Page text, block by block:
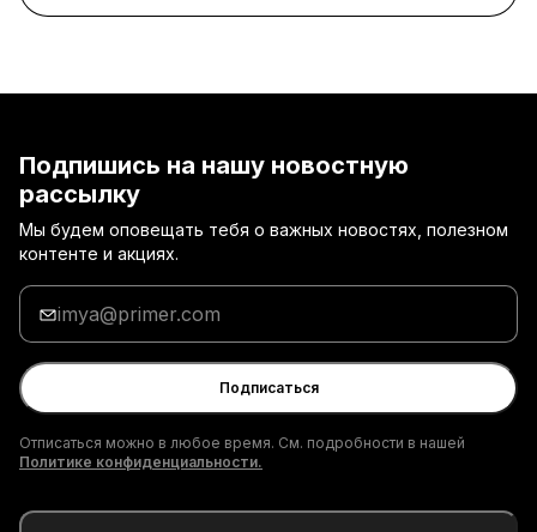
Подпишись на нашу новостную
рассылку
Мы будем оповещать тебя о важных новостях, полезном
контенте и акциях.
Введи
адрес
электронной
почты
Подписаться
Отписаться можно в любое время. См. подробности в нашей
Политике конфиденциальности.